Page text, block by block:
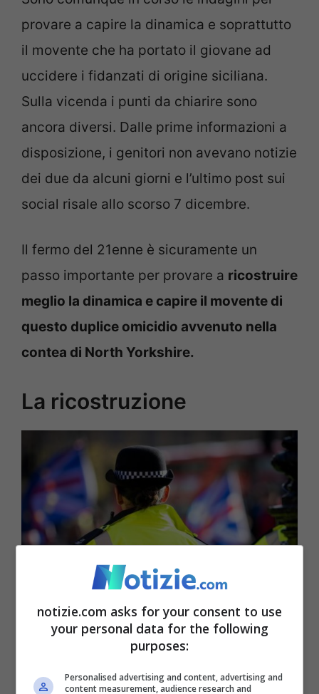
provare a capire la dinamica e soprattutto
il movente che ha portato il giovane ad
uccidere i fidanzati di origine siciliana.
Sulla vicenda i punti da chiarire sono
ancora diversi. Dalle prime informazioni a
disposizione, i genitori non avevano notizie
dei due da alcuni giorni e l’ultimo post sui
social risale allo scorso 7 dicembre.
Il fermo del 21enne è sicuramente un
passo importante per provare a ricostruire
meglio la dinamica e capire il movente di
questo duplice omicidio avvenuto nella
contea di North Yorkshire.
La ricostruzione
Le autorità locali sono al lavoro per ricostruire meglio
notizie.com asks for your consent to use
your personal data for the following
purposes:
Personalised advertising and content, advertising and
content measurement, audience research and